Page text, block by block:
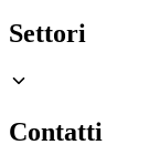
Settori
Contatti